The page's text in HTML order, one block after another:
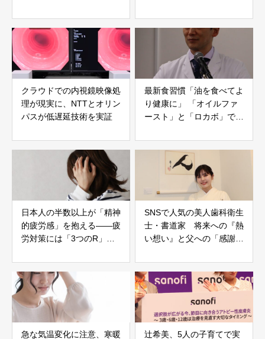
クラウドでの内視鏡映像処
理が現実に、NTTとオリン
パスが低遅延技術を実証
最新食習慣「油を食べてよ
り健康に」 「オイルファ
ースト」と「ロカボ」で実
新常識
日本人の半数以上が「精神
的疲労感」を抱える――疲
労対策には「3つのR」が
SNSで人気の美人歯科衛生
士・書道家 将来への『熱
い想い』と父への「感謝の
急な気温変化に注意、寒暖
辻希美、5人の子育てで実